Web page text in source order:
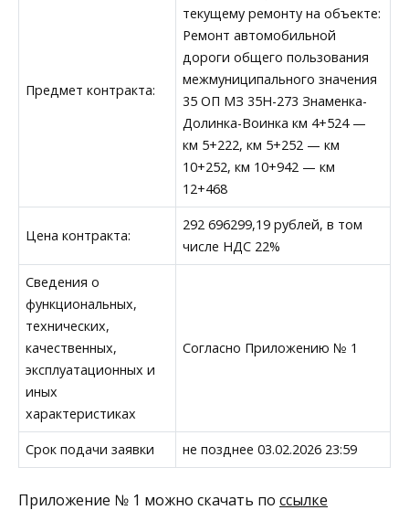
Предмет контракта:
текущему ремонту на объекте:
Ремонт автомобильной
дороги общего пользования
межмуниципального значения
35 ОП МЗ 35Н-273 Знаменка-
Долинка-Воинка км 4+524 —
км 5+222, км 5+252 — км
10+252, км 10+942 — км
12+468
Цена контракта:
292 696299,19 рублей, в том
числе НДС 22%
Сведения о
функциональных,
технических,
качественных,
эксплуатационных и
иных
характеристиках
Согласно Приложению № 1
Срок подачи заявки не позднее 03.02.2026 23:59
Приложение № 1 можно скачать по ссылке